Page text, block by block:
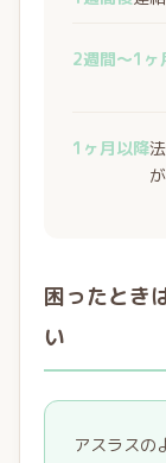
2週間〜1ヶ
1ヶ月以降
困ったとき
い
アスラスの